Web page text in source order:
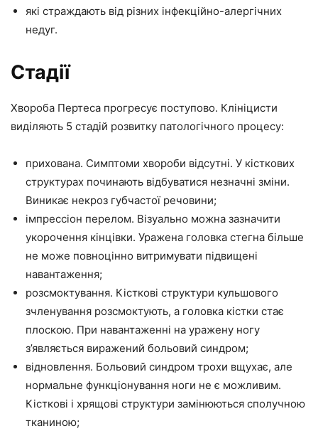
які страждають від різних інфекційно-алергічних
недуг.
Стадії
Хвороба Пертеса прогресує поступово. Клініцисти
виділяють 5 стадій розвитку патологічного процесу:
прихована. Симптоми хвороби відсутні. У кісткових
структурах починають відбуватися незначні зміни.
Виникає некроз губчастої речовини;
імпрессіон перелом. Візуально можна зазначити
укорочення кінцівки. Уражена головка стегна більше
не може повноцінно витримувати підвищені
навантаження;
розсмоктування. Кісткові структури кульшового
зчленування розсмоктують, а головка кістки стає
плоскою. При навантаженні на уражену ногу
з’являється виражений больовий синдром;
відновлення. Больовий синдром трохи вщухає, але
нормальне функціонування ноги не є можливим.
Кісткові і хрящові структури замінюються сполучною
тканиною;